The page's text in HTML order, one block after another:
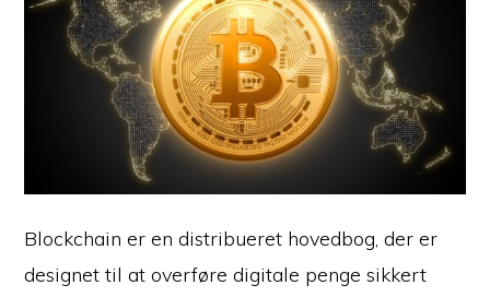
Blockchain er en distribueret hovedbog, der er
designet til at overføre digitale penge sikkert